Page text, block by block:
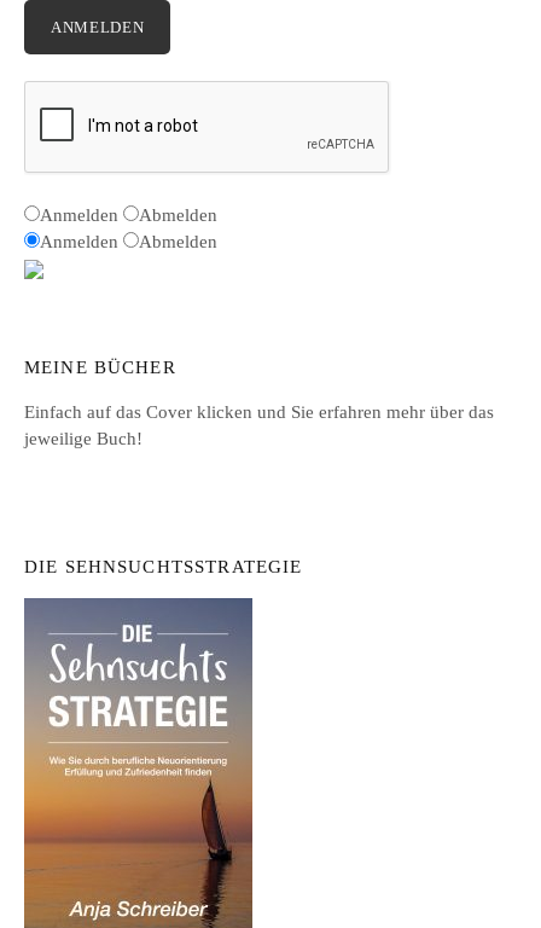
ANMELDEN
Anmelden
Abmelden
Anmelden
Abmelden
MEINE BÜCHER
Einfach auf das Cover klicken und Sie erfahren mehr über das
jeweilige Buch!
DIE SEHNSUCHTSSTRATEGIE